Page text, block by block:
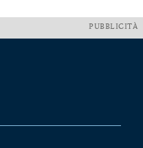
PUBBLICITÀ